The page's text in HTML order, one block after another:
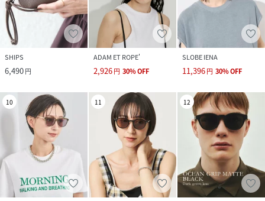
SHIPS
6,490円
ADAM ET ROPE'
2,926円 30%OFF
SLOBE IENA
11,396円 30%OFF
10 11 12